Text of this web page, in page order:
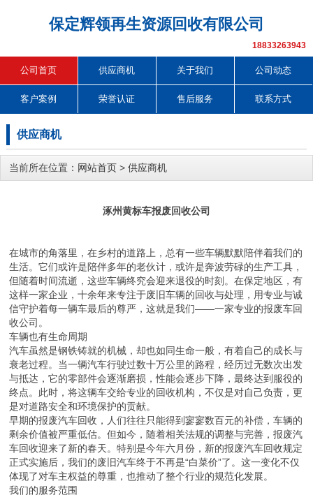
保定辉领再生资源回收有限公司
18833263943
公司首页 供应商机 关于我们 公司动态
客户案例 荣誉认证 售后服务 联系方式
供应商机
当前所在位置： 网站首页 > 供应商机
涿州黄标车报废回收公司
在城市的角落里，在乡村的道路上，总有一些车辆默默陪伴着我们的
生活。它们或许是陪伴多年的老伙计，或许是奔波劳碌的生产工具，